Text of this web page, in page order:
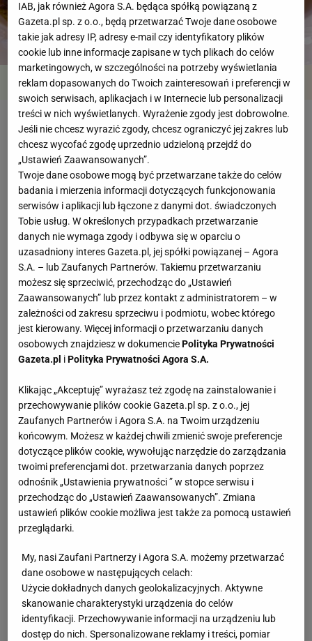
Przegląd Składniki Kroki
Jagnięcina w sianie
Czas przygotowania powyżej godziny
Poziom trudności średni
Można zamrażać?Nie
Obiad Dania mięsne Obiad niedzielny Dania pieczone
SKŁADNIKI (6 porcji)
Czosnek- 1 główka
Jagnięcina- 1 udziec (ok. 3 kg)
Oliwa
- 3 łyżki
Sól- do smaku
Pieprz czarny mielony- do smaku
Gałka muszkatołowa- 1/2 łyżeczki świeżo startej
Cydr- 1/2 szklanki
Liść laurowy- 6
IAB, jak również Agora S.A. będąca spółką powiązaną z
Gazeta.pl sp. z o.o., będą przetwarzać Twoje dane osobowe
takie jak adresy IP, adresy e-mail czy identyfikatory plików
cookie lub inne informacje zapisane w tych plikach do celów
marketingowych, w szczególności na potrzeby wyświetlania
reklam dopasowanych do Twoich zainteresowań i preferencji w
swoich serwisach, aplikacjach i w Internecie lub personalizacji
treści w nich wyświetlanych. Wyrażenie zgody jest dobrowolne.
Jeśli nie chcesz wyrazić zgody, chcesz ograniczyć jej zakres lub
chcesz wycofać zgodę uprzednio udzieloną przejdź do
„Ustawień Zaawansowanych”.
Twoje dane osobowe mogą być przetwarzane także do celów
badania i mierzenia informacji dotyczących funkcjonowania
serwisów i aplikacji lub łączone z danymi dot. świadczonych
Tobie usług. W określonych przypadkach przetwarzanie
danych nie wymaga zgody i odbywa się w oparciu o
uzasadniony interes Gazeta.pl, jej spółki powiązanej – Agora
S.A. – lub Zaufanych Partnerów. Takiemu przetwarzaniu
możesz się sprzeciwić, przechodząc do „Ustawień
Zaawansowanych” lub przez kontakt z administratorem – w
zależności od zakresu sprzeciwu i podmiotu, wobec którego
jest kierowany. Więcej informacji o przetwarzaniu danych
osobowych znajdziesz w dokumencie Polityka Prywatności
Gazeta.pl i Polityka Prywatności Agora S.A.
Klikając „Akceptuję” wyrażasz też zgodę na zainstalowanie i
przechowywanie plików cookie Gazeta.pl sp. z o.o., jej
Zaufanych Partnerów i Agora S.A. na Twoim urządzeniu
końcowym. Możesz w każdej chwili zmienić swoje preferencje
dotyczące plików cookie, wywołując narzędzie do zarządzania
twoimi preferencjami dot. przetwarzania danych poprzez
odnośnik „Ustawienia prywatności ” w stopce serwisu i
przechodząc do „Ustawień Zaawansowanych”. Zmiana
ustawień plików cookie możliwa jest także za pomocą ustawień
przeglądarki.
My, nasi Zaufani Partnerzy i Agora S.A. możemy przetwarzać
dane osobowe w następujących celach:
Użycie dokładnych danych geolokalizacyjnych. Aktywne
skanowanie charakterystyki urządzenia do celów
identyfikacji. Przechowywanie informacji na urządzeniu lub
dostęp do nich. Spersonalizowane reklamy i treści, pomiar